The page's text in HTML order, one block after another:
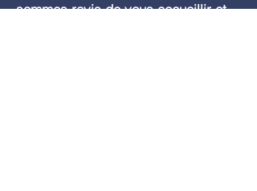
sommes ravis de vous accueillir et